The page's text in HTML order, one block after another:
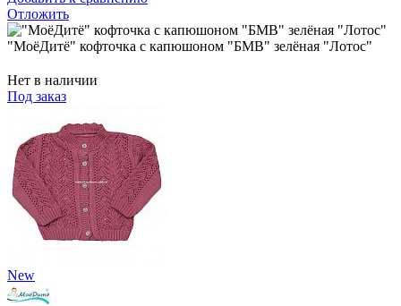
Отложить
"МоёДитё" кофточка с капюшоном "БМВ" зелёная "Лотос"
Нет в наличии
Под заказ
New